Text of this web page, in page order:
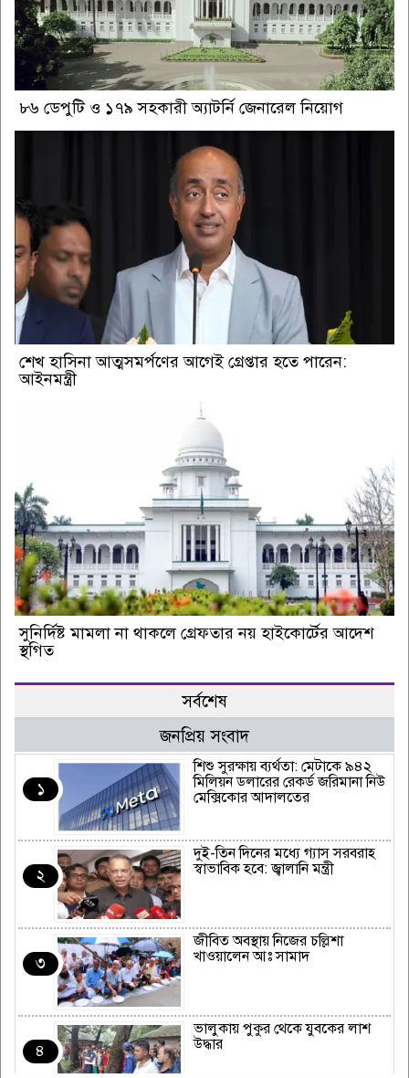
৮৬ ডেপুটি ও ১৭৯ সহকারী অ্যাটর্নি জেনারেল নিয়োগ
শেখ হাসিনা আত্মসমর্পণের আগেই গ্রেপ্তার হতে পারেন:
আইনমন্ত্রী
সুনির্দিষ্ট মামলা না থাকলে গ্রেফতার নয় হাইকোর্টের আদেশ
স্থগিত
সর্বশেষ
জনপ্রিয় সংবাদ
১
শিশু সুরক্ষায় ব্যর্থতা: মেটাকে ৯৪২
মিলিয়ন ডলারের রেকর্ড জরিমানা নিউ
মেক্সিকোর আদালতের
২
দুই-তিন দিনের মধ্যে গ্যাস সরবরাহ
স্বাভাবিক হবে: জ্বালানি মন্ত্রী
৩
জীবিত অবস্থায় নিজের চল্লিশা
খাওয়ালেন আঃ সামাদ
৪
ভালুকায় পুকুর থেকে যুবকের লাশ
উদ্ধার